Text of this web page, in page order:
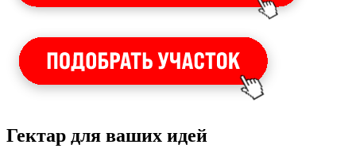
Гектар для ваших идей